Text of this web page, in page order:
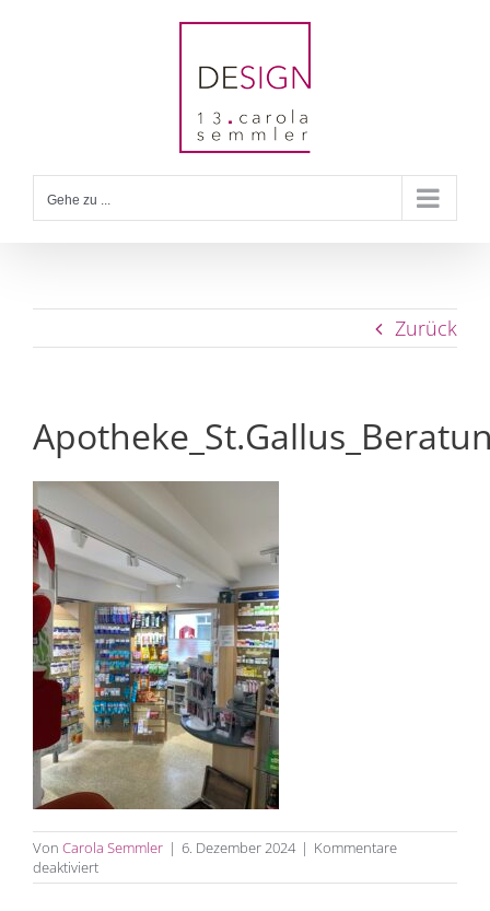
Gehe zu ...
Zurück
Von Carola Semmler | 6. Dezember 2024 | Kommentare
deaktiviertfür
Apotheke_St.Gallus_Beratungsecke_vorher